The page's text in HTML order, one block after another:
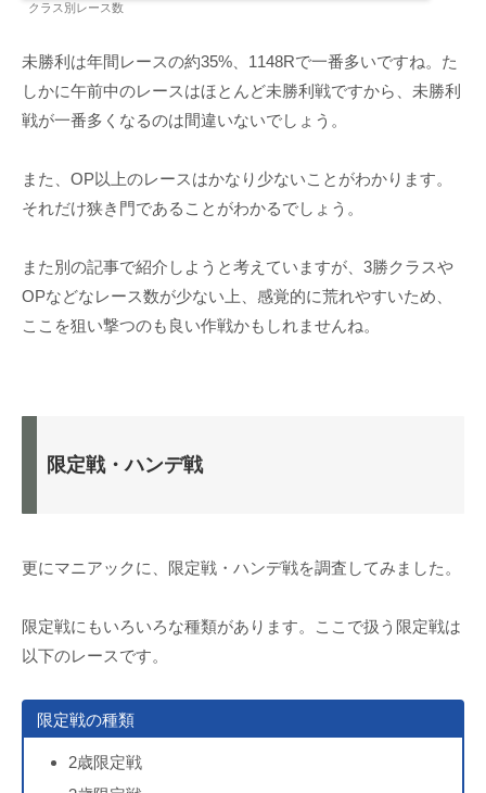
クラス別レース数
未勝利は年間レースの約35%、1148Rで一番多いですね。た
しかに午前中のレースはほとんど未勝利戦ですから、未勝利
戦が一番多くなるのは間違いないでしょう。
また、OP以上のレースはかなり少ないことがわかります。
それだけ狭き門であることがわかるでしょう。
また別の記事で紹介しようと考えていますが、3勝クラスや
OPなどなレース数が少ない上、感覚的に荒れやすいため、
ここを狙い撃つのも良い作戦かもしれませんね。
限定戦・ハンデ戦
更にマニアックに、限定戦・ハンデ戦を調査してみました。
限定戦にもいろいろな種類があります。ここで扱う限定戦は
以下のレースです。
限定戦の種類
2歳限定戦